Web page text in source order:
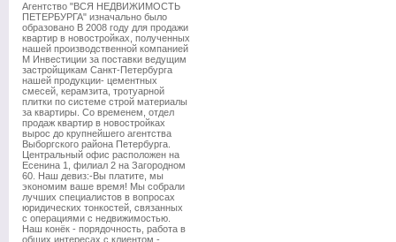
Агентство "ВСЯ НЕДВИЖИМОСТЬ
ПЕТЕРБУРГА" изначально было
образовано В 2008 году для продажи
квартир в новостройках, полученных
нашей производственной компанией
М Инвестиции за поставки ведущим
застройщикам Санкт-Петербурга
нашей продукции- цементных
смесей, керамзита, тротуарной
плитки по системе строй материалы
за квартиры. Со временем, отдел
продаж квартир в новостройках
вырос до крупнейшего агентства
Выборгского района Петербурга.
Центральный офис расположен на
Есенина 1, филиал 2 на Загородном
60. Наш девиз:-Вы платите, мы
экономим ваше время! Мы собрали
лучших специалистов в вопросах
юридических тонкостей, связанных
с операциями с недвижимостью.
Наш конёк - порядочность, работа в
общих интересах с клиентом -